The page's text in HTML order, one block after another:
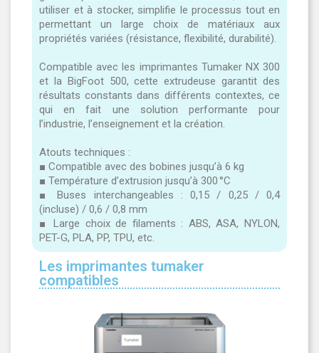
utiliser et à stocker, simplifie le processus tout en
permettant un large choix de matériaux aux
propriétés variées (résistance, flexibilité, durabilité).
Compatible avec les imprimantes Tumaker NX 300
et la BigFoot 500, cette extrudeuse garantit des
résultats constants dans différents contextes, ce
qui en fait une solution performante pour
l’industrie, l’enseignement et la création.
Atouts techniques :
■ Compatible avec des bobines jusqu’à 6 kg
■ Température d’extrusion jusqu’à 300 °C
■ Buses interchangeables : 0,15 / 0,25 / 0,4
(incluse) / 0,6 / 0,8 mm
■ Large choix de filaments : ABS, ASA, NYLON,
PET-G, PLA, PP, TPU, etc.
Les imprimantes tumaker
compatibles